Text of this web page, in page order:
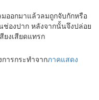
ออกมาแล้วลมถูกจับกักหรือ
องปาก หลังจากนั้นจึงปล่อย
ยงเสียดแทรก
ารกระทำจากภาคแสดง